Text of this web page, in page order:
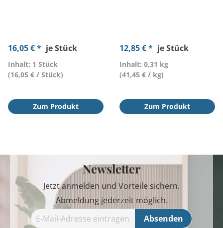
16,05 € * je Stück
Inhalt: 1 Stück
(16,05 € / Stück)
Zum Produkt
12,85 € * je Stück
Inhalt: 0,31 kg
(41,45 € / kg)
Zum Produkt
Newsletter
Jetzt anmelden und Vorteile sichern.
Abmeldung jederzeit möglich.
Absenden